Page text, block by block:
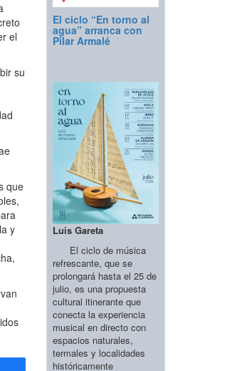
el
su
que
y
El ciclo “En torno al
agua” arranca con
Pilar Armalé
Luis Gareta
El ciclo de música
refrescante, que se
prolongará hasta el 25 de
julio, es una propuesta
cultural itinerante que
conecta la experiencia
musical en directo con
espacios naturales,
termales y localidades
históricamente